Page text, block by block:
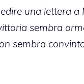
una lettera
sembra
sembra